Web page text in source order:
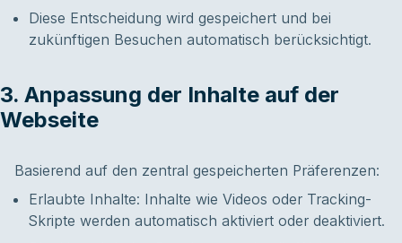
Diese Entscheidung wird gespeichert und bei
zukünftigen Besuchen automatisch berücksichtigt.
3. Anpassung der Inhalte auf der
Webseite
Basierend auf den zentral gespeicherten Präferenzen:
Erlaubte Inhalte: Inhalte wie Videos oder Tracking-
Skripte werden automatisch aktiviert oder deaktiviert.